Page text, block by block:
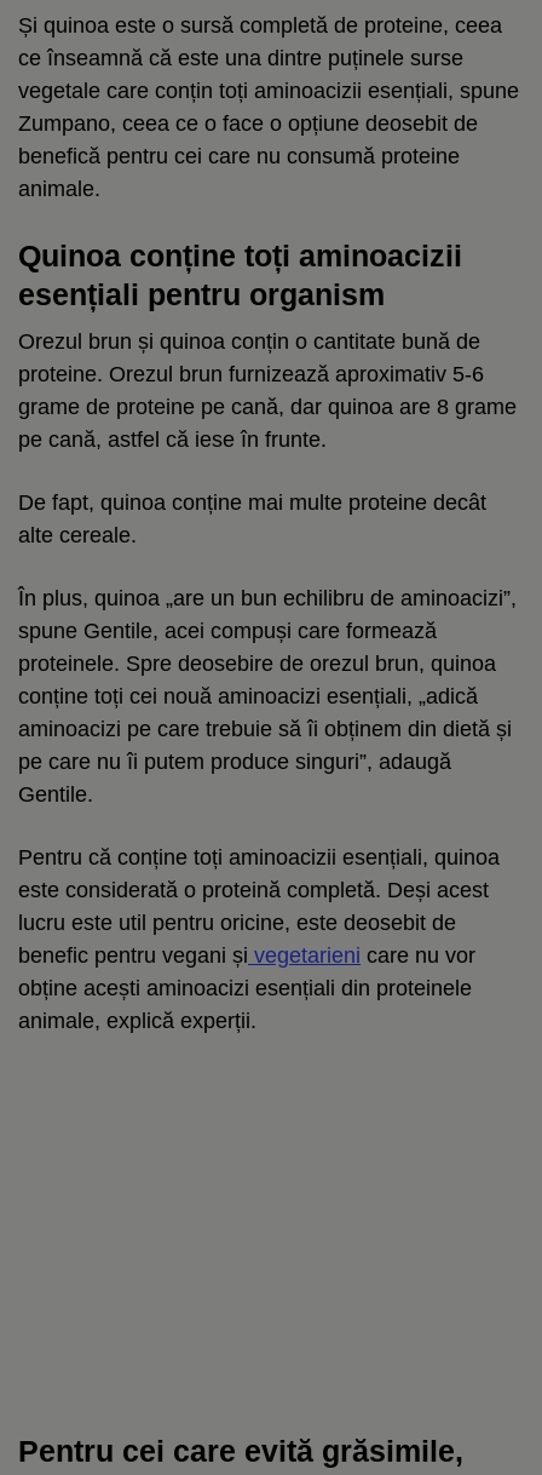
Și quinoa este o sursă completă de proteine, ceea
ce înseamnă că este una dintre puținele surse
vegetale care conțin toți aminoacizii esențiali, spune
Zumpano, ceea ce o face o opțiune deosebit de
benefică pentru cei care nu consumă proteine
animale.
Quinoa conține toți aminoacizii
esențiali pentru organism
Orezul brun și quinoa conțin o cantitate bună de
proteine. Orezul brun furnizează aproximativ 5-6
grame de proteine pe cană, dar quinoa are 8 grame
pe cană, astfel că iese în frunte.
De fapt, quinoa conține mai multe proteine decât
alte cereale.
În plus, quinoa „are un bun echilibru de aminoacizi”,
spune Gentile, acei compuși care formează
proteinele. Spre deosebire de orezul brun, quinoa
conține toți cei nouă aminoacizi esențiali, „adică
aminoacizi pe care trebuie să îi obținem din dietă și
pe care nu îi putem produce singuri”, adaugă
Gentile.
Pentru că conține toți aminoacizii esențiali, quinoa
este considerată o proteină completă. Deși acest
lucru este util pentru oricine, este deosebit de
benefic pentru vegani și vegetarieni care nu vor
obține acești aminoacizi esențiali din proteinele
animale, explică experții.
Pentru cei care evită grăsimile,